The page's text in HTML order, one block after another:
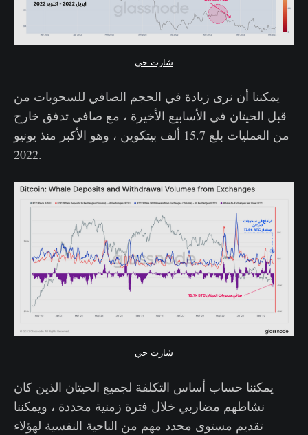
شارت حي
يمكننا أن نرى زيادة في الحجم الصافي للسحوبات من
قبل الحيتان في الأسابيع الأخيرة ، مع صافي تدفق خارج
من العمليات بلغ 15.7 ألف بيتكوين ، وهو الأكبر منذ يونيو
2022.
شارت حي
يمكننا حساب أساس التكلفة لجميع الحيتان الذين كان
نشاطهم مضاربي خلال فترة زمنية محددة ، ويمكننا
تقديم مستوى محدد مهم من الناحية النفسية لهؤلاء